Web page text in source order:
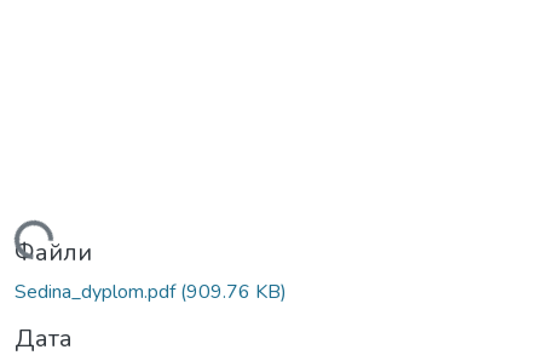
Файли
Sedina_dyplom.pdf(909.76 KB)
Дата